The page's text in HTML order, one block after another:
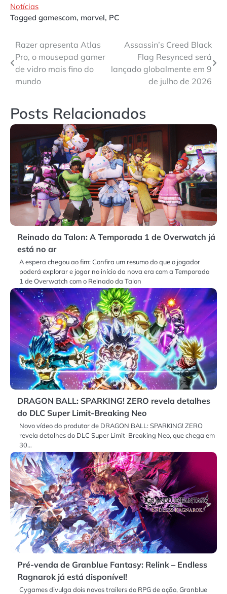
Notícias
Tagged gamescom, marvel, PC
Navegação
de
Post
Razer apresenta Atlas
Pro, o mousepad gamer
de vidro mais fino do
mundo
Assassin’s Creed Black
Flag Resynced será
lançado globalmente em 9
de julho de 2026
Posts Relacionados
Reinado da Talon: A Temporada 1 de Overwatch já
está no ar
A espera chegou ao fim: Confira um resumo do que o jogador
poderá explorar e jogar no início da nova era com a Temporada
1 de Overwatch com o Reinado da Talon
DRAGON BALL: SPARKING! ZERO revela detalhes
do DLC Super Limit-Breaking Neo
Novo vídeo do produtor de DRAGON BALL: SPARKING! ZERO
revela detalhes do DLC Super Limit-Breaking Neo, que chega em
30…
Pré-venda de Granblue Fantasy: Relink – Endless
Ragnarok já está disponível!
Cygames divulga dois novos trailers do RPG de ação, Granblue